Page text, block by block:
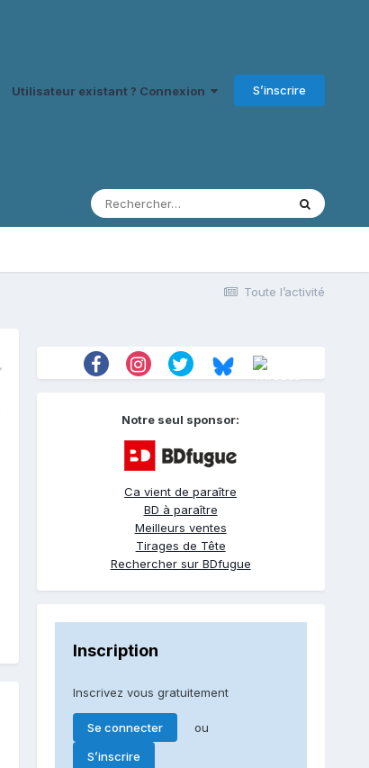
Utilisateur existant ? Connexion S’inscrire
Toute l’activité
Notre seul sponsor:
Ca vient de paraître
BD à paraître
Meilleurs ventes
Tirages de Tête
Rechercher sur BDfugue
Inscription
Inscrivez vous gratuitement
Se connecter ou
S’inscrire